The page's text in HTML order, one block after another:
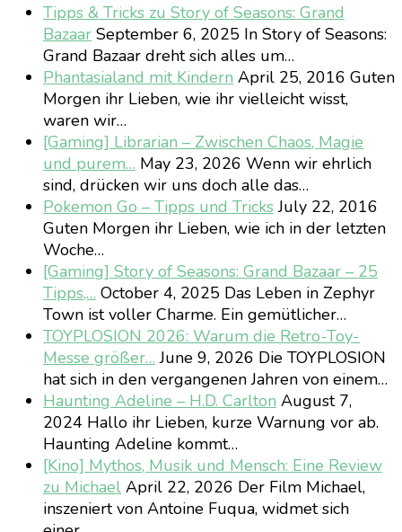
Tipps & Tricks zu Story of Seasons: Grand
Bazaar September 6, 2025 In Story of Seasons:
Grand Bazaar dreht sich alles um…
Phantasialand mit Kindern April 25, 2016 Guten
Morgen ihr Lieben, wie ihr vielleicht wisst,
waren wir…
[Gaming] Librarian – Zwischen Chaos, Magie
und purem… May 23, 2026 Wenn wir ehrlich
sind, drücken wir uns doch alle das…
Pokemon Go – Tipps und TricksJuly 22, 2016
Guten Morgen ihr Lieben, wie ich in der letzten
Woche…
[Gaming] Story of Seasons: Grand Bazaar – 25
Tipps,… October 4, 2025 Das Leben in Zephyr
Town ist voller Charme. Ein gemütlicher…
TOYPLOSION 2026: Warum die Retro-Toy-
Messe größer… June 9, 2026 Die TOYPLOSION
hat sich in den vergangenen Jahren von einem…
Haunting Adeline – H.D. Carlton August 7,
2024 Hallo ihr Lieben, kurze Warnung vor ab.
Haunting Adeline kommt…
[Kino] Mythos, Musik und Mensch: Eine Review
zu Michael April 22, 2026 Der Film Michael,
inszeniert von Antoine Fuqua, widmet sich